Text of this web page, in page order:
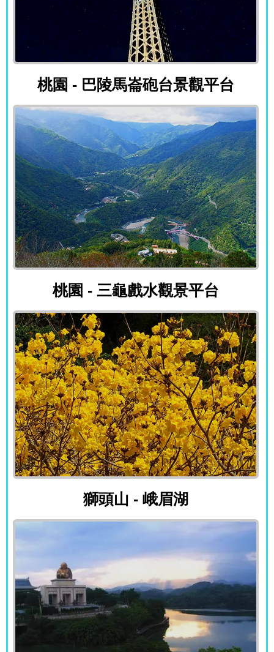
桃園 - 巴陵馬崙砲台景觀平台
桃園 - 巴陵馬崙砲台景觀平台
桃園 - 三龜戲水觀景平台
桃園 - 三龜戲水觀景平台
獅頭山 - 峨眉湖
獅頭山 - 峨眉湖